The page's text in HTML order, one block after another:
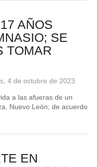
AÑOS
SE
TOMAR
4 de octubre de 2023
a las afueras de un
Nuevo León; de acuerdo
EN